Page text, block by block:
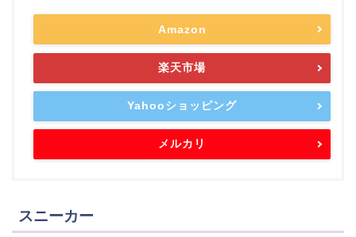
Amazon
楽天市場
Yahooショッピング
メルカリ
スニーカー